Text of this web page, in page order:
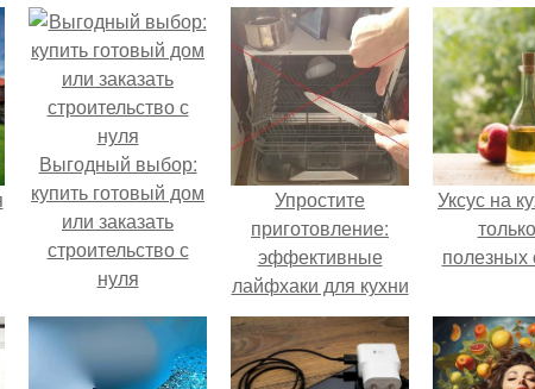
Выгодный выбор:
купить готовый дом
или заказать
строительство с
нуля
Упростите
приготовление:
эффективные
лайфхаки для кухни
Уксус на
полезных